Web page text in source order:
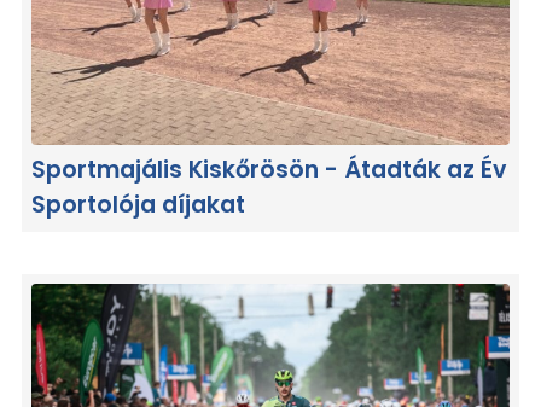
Sportmajális Kiskőrösön - Átadták az Év
Sportolója díjakat